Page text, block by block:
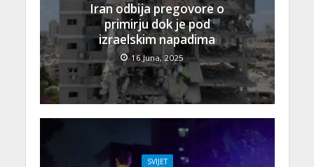
Iran odbija pregovore o
primirju dok je pod
izraelskim napadima
16 Juna, 2025
SVIJET